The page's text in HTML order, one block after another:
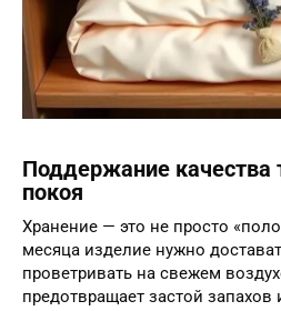
Поддержание качества
покоя
Хранение — это не просто
месяца изделие нужно
проветривать на свежем
предотвращает застой